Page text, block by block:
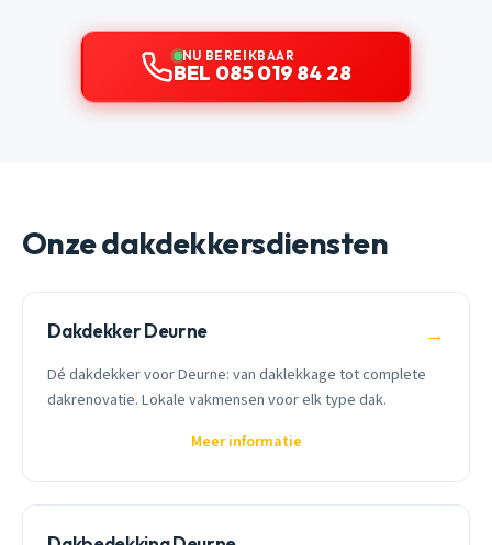
NU BEREIKBAAR
BEL 085 019 84 28
Onze dakdekkersdiensten
Dakdekker Deurne →
Dé dakdekker voor Deurne: van daklekkage tot complete
dakrenovatie. Lokale vakmensen voor elk type dak.
Meer informatie